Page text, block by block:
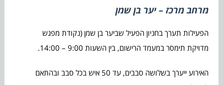
מרחב מרכז – יער בן שמן
הפעילות תערך בחניון הפעיל שביער בן שמן (נקודת מפגש
מדויקת תימסר במעמד הרישום, בין השעות 9:00 – 14:00.
האירוע ייערך בשלושה סבבים, עד 50 איש בכל סבב ובהתאם